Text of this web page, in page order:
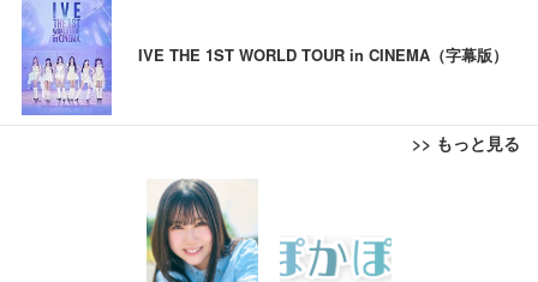
IVE THE 1ST WORLD TOUR in CINEMA（字幕版）
>> もっと見る
ブラックニッカ ニッカ Nikka ウィスキー4000ml ブ
ラックニッカクリア ウヰスキー 【日本 アサヒ ウィ
スキー】 大容量 お得 4リットル
￥3,940
松阪牛 グルメ ハンバーグ 【誕生日ギフトセット】
誕生日プレゼント 高級 ハンバーグ 肉 ギフト 牛肉
食べ物 冷凍 高級 内祝 お返し 人気 お取り寄せ グル
メ 出産 男性 土産 女性 お父さん お母さん
￥4,000
【New】Amazon Fire TV Stick HD | 手軽にストリ
ーミングをはじめよう | ストリーミングメディアプ
レイヤー
￥6,980